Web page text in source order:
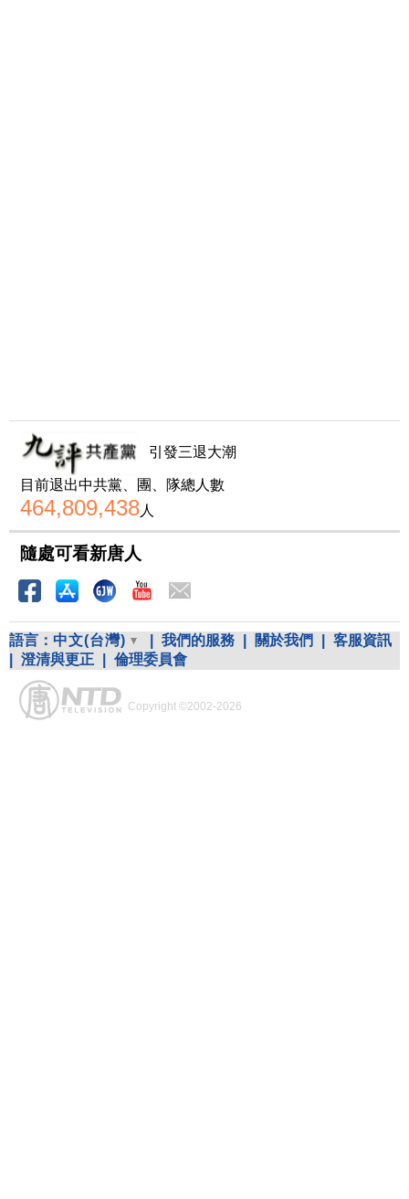
引發三退大潮
目前退出中共黨、團、隊總人數
464,809,438人
隨處可看新唐人
語言： 中文(台灣) 我們的服務 關於我們
客服資訊
澄清與更正 倫理委員會
Copyright ©2002-2026